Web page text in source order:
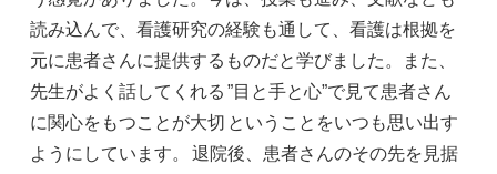
読み込んで、看護研究の経験も通して、看護は根拠を
元に患者さんに提供するものだと学びました。また、
先生がよく話してくれる ”目と手と心”で見て患者さん
に関心をもつことが大切 ということをいつも思い出す
ようにしています。
退院後、患者さんのその先を見据